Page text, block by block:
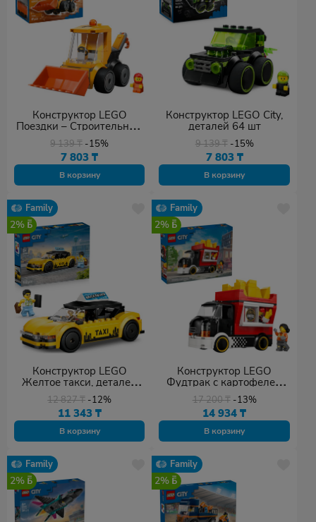
Конструктор LEGO
Поездки – Строительный
погрузчик, деталей 61 шт
9 139₸ -15%
7 803₸
В корзину
Конструктор LEGO City,
деталей 64 шт
9 139₸ -15%
7 803 ₸
В корзину
Family
2%
Конструктор LEGO
Желтое такси, деталей
122 шт
12 827₸ -12%
11 343 ₸
В корзину
Family
2%
Конструктор LEGO
Фудтрак с картофелем
фри, деталей 216 шт
17 200₸ -13%
14 934₸
В корзину
Family
2%
Family
2%